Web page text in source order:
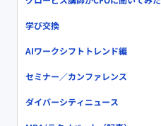
学び交換
AIワークシフトトレンド編
セミナー／カンファレンス
ダイバーシティニュース